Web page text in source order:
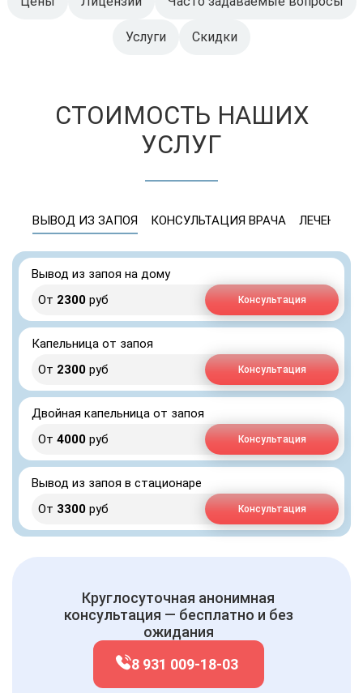
Услуги Скидки
СТОИМОСТЬ НАШИХ
УСЛУГ
ВЫВОД ИЗ ЗАПОЯ КОНСУЛЬТАЦИЯ ВРАЧА ЛЕЧЕНИЕ
Вывод из запоя на дому
От 2300 руб Консультация
Капельница от запоя
От 2300 руб Консультация
Двойная капельница от запоя
От 4000 руб Консультация
Вывод из запоя в стационаре
От 3300 руб Консультация
Круглосуточная анонимная
консультация — бесплатно и без
ожидания
8 931 009-18-03